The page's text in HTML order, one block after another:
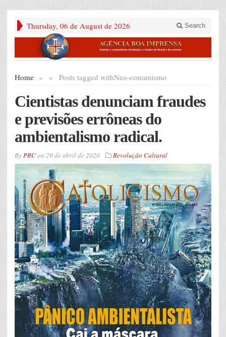
Thursday, 06 de August de 2026 Search
Home » Posts tagged with
» Neo-comunismo
Cientistas denunciam fraudes
e previsões errôneas do
ambientalismo radical.
ByPRCon 29 de abril de 2020 Revolução Cultural